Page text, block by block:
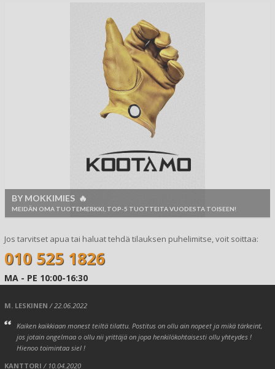
BY MOKKIMIES 🔥
MEIDÄN OMA TUOTEMERKKI, TOP-5 TUOTTEITA VUODESTA TOISEEN!
Jos tarvitset apua tai haluat tehdä tilauksen puhelimitse, voit soittaa:
010 525 1826
MA - PE 10:00-16:30
M. LESKINEN / 22.06.2022
Kaiken kaikkiaan monest teiltä tilattu. Postitus on ollu ain nopeet ja mikä tärkeint,
jos jotain ongelmaa o ollu nii yrittäjä on jopa henkilökohtaisesti ollu yhteydes !
Hienoo toimintaa siel !
KANTTORI/ 10.04.2020